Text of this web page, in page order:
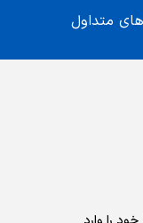
متداول